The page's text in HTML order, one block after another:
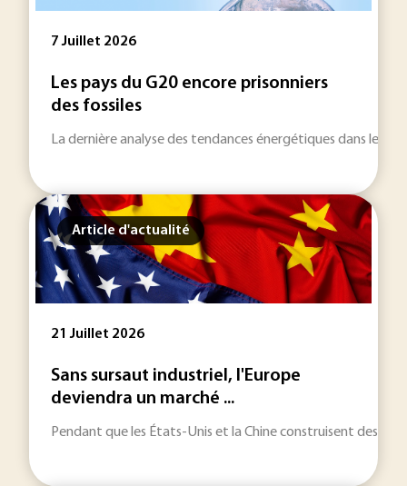
7 Juillet 2026
Les pays du G20 encore prisonniers
des fossiles
La dernière analyse des tendances énergétiques dans le
Article d'actualité
21 Juillet 2026
Sans sursaut industriel, l'Europe
deviendra un marché ...
Pendant que les États-Unis et la Chine construisent des